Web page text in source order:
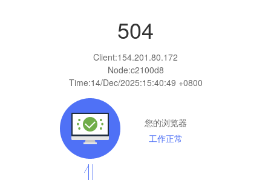
504
Client:154.201.80.172
Node:c2100d8
Time:14/Dec/2025:15:40:49 +0800
您的浏览器
工作正常